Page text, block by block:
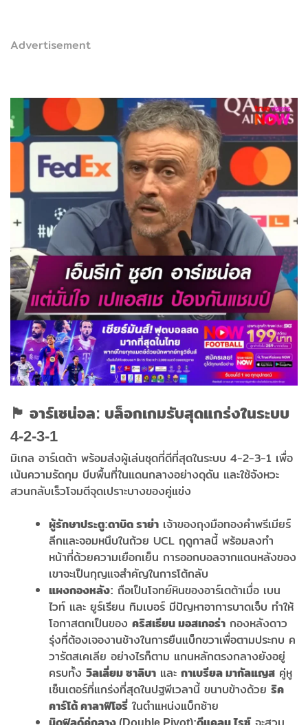
Advertisement
🏴󠁧󠁢󠁥󠁮󠁧󠁿 อาร์เซน่อล: บล็อกเกมรับสุดแกร่งในระบบ
4-2-3-1
มิเกล อาร์เตต้า พร้อมส่งผู้เล่นชุดที่ดีที่สุดในระบบ 4-2-3-1 เพื่อ
เน้นความรัดกุม บีบพื้นที่ในแดนกลางอย่างดุดัน และใช้จังหวะ
สวนกลับเร็วโจมตีจุดเปราะบางของคู่แข่ง
ผู้รักษาประตู:ดาบิด ราย่า เจ้าของถุงมือทองคำพรีเมียร์
ลีกและจอมหนึบในถ้วย UCL ฤดูกาลนี้ พร้อมลงทำ
หน้าที่ด้วยความเยือกเย็น การออกบอลจากแดนหลังของ
เขาจะเป็นกุญแจสำคัญในการโต้กลับ
แผงกองหลัง: ถือเป็นโจทย์หินของอาร์เตต้าเมื่อ เบน
ไวท์ และ ยูร์เรียน ทิมเบอร์ มีปัญหาอาการบาดเจ็บ ทำให้
โอกาสตกเป็นของ คริสเธียน มอสเกอร่า กองหลังดาว
รุ่งที่ต้องเจองานช้างในการยืนแบ็กขวาเพื่อตามประกบ ค
วารัตสเคเลีย อย่างไรก็ตาม แกนหลักตรงกลางยังอยู่
ครบทั้ง วิลเลี่ยม ซาลิบา และ กาเบรียล มากัลแญส คู่หู
เซ็นเตอร์ที่แกร่งที่สุดในปฐพีเวลานี้ ขนาบข้างด้วย ริค
คาร์โด้ คาลาฟิโอรี่ ในตำแหน่งแบ็กซ้าย